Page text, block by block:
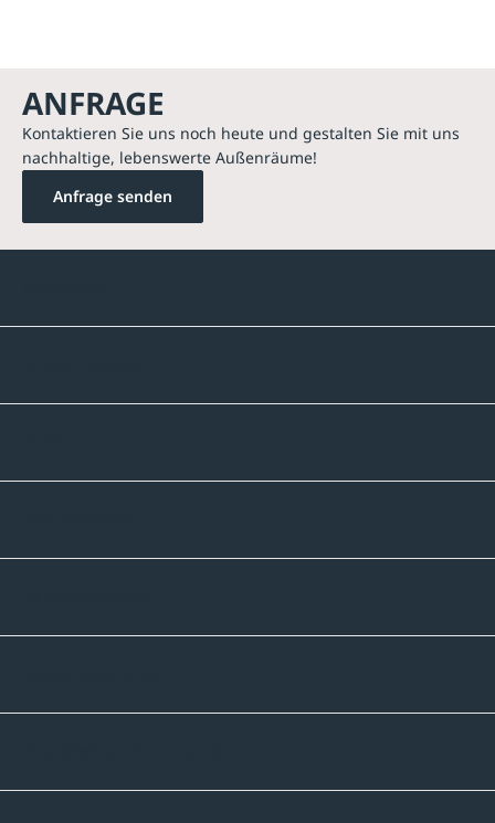
ANFRAGE
Kontaktieren Sie uns noch heute und gestalten Sie mit uns
nachhaltige, lebenswerte Außenräume!
Anfrage senden